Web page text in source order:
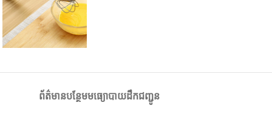
ព័ត៌មានបន្ថែមមធ្យោបាយដឹកជញ្ជូន